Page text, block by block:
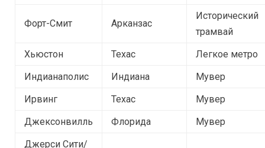
Форт-Смит Арканзас
Исторический
трамвай
Хьюстон
Техас
Легкое метро
Индианаполис
Индиана
Мувер
Ирвинг
Техас
Мувер
Джексонвилль
Флорида
Мувер
Джерси Сити/